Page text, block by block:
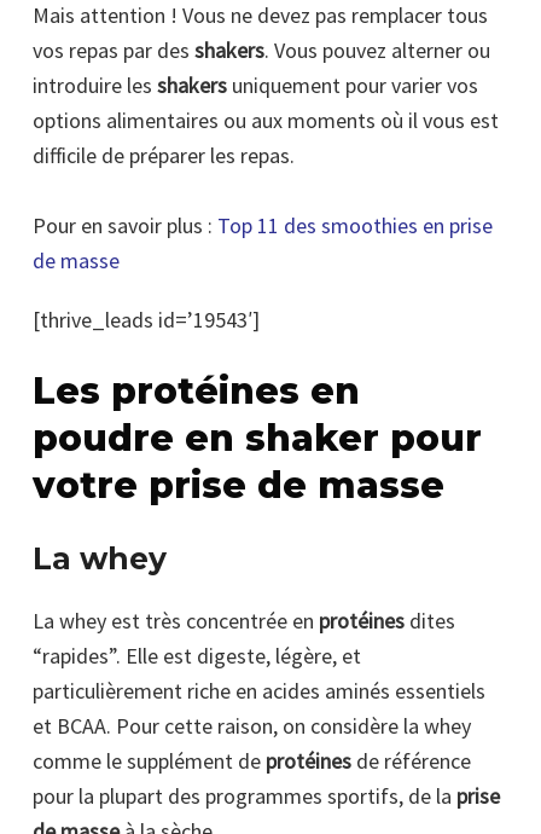
Mais attention ! Vous ne devez pas remplacer tous
vos repas par des shakers. Vous pouvez alterner ou
introduire les shakers uniquement pour varier vos
options alimentaires ou aux moments où il vous est
difficile de préparer les repas.
Pour en savoir plus : Top 11 des smoothies en prise
de masse
[thrive_leads id=’19543′]
Les protéines en
poudre en shaker pour
votre prise de masse
La whey
La whey est très concentrée en protéines dites
“rapides”. Elle est digeste, légère, et
particulièrement riche en acides aminés essentiels
et BCAA. Pour cette raison, on considère la whey
comme le supplément de protéines de référence
pour la plupart des programmes sportifs, de la prise